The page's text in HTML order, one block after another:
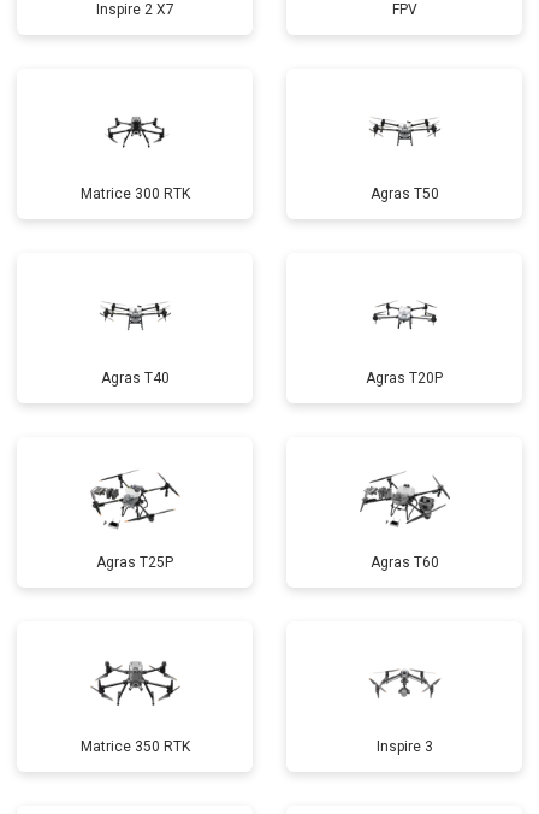
Inspire 2 X7 FPV
Matrice 300 RTK Agras T50
Agras T40 Agras T20P
Agras T25P Agras T60
Matrice 350 RTK Inspire 3